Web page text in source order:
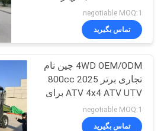
سیاست
حفظ
حریم
خصوصیبرو بارت کارت
183
negotiable MOQ:1
تماس بگیرید
4WD OEM/ODM چین نام
تجاری برتر 2025 800cc
ATV 4x4 ATV UTV برای
فروش Quad Atv 4x4
negotiable MOQ:1
تماس بگیرید